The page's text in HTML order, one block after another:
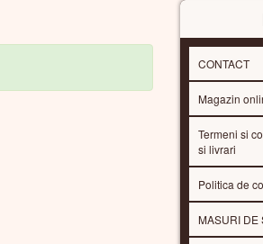
CONTACT
Magazin
Termeni si
si livrari
Politica de
MASURI DE